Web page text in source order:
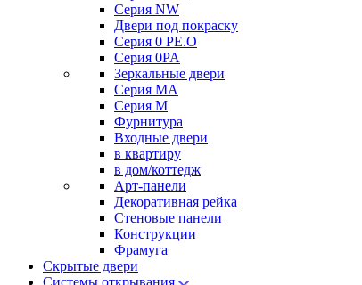
Серия NW
Двери под покраску
Серия 0 PE.O
Серия 0PA
Зеркальные двери
Серия MA
Серия M
Фурнитура
Входные двери
в квартиру
в дом/коттедж
Арт-панели
Декоративная рейка
Стеновые панели
Конструкции
Фрамуга
Скрытые двери
Системы открывания